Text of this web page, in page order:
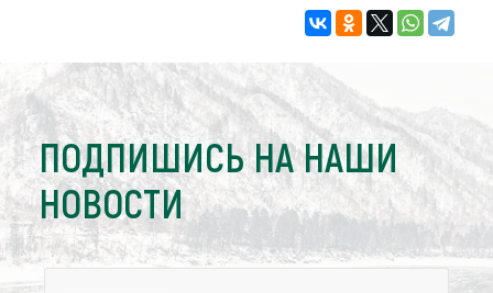
ПОДПИШИСЬ НА НАШИ
НОВОСТИ